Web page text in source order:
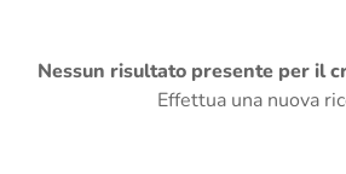
Nessun risultato presente per il
Effettua una nuova